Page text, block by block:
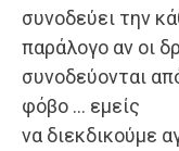
συνοδεύει την
παράλογο αν οι
συνοδεύονται
φόβο … εμείς
να διεκδικούμε